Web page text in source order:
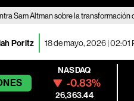
Sam Altman sobre la transformación
Poritz 18 de mayo, 2026 | 02:01
NASDAQ
-0.83%
26,363.44